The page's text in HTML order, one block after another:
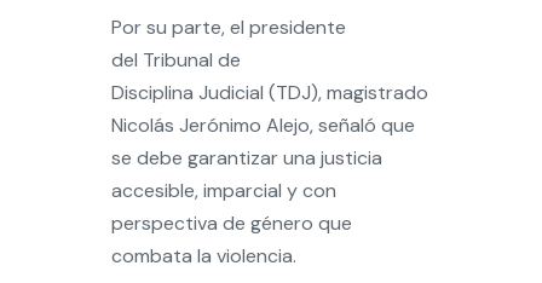
Por su parte, el presidente
del Tribunal de
Disciplina Judicial (TDJ), magistrado
Nicolás Jerónimo Alejo, señaló que
se debe garantizar una justicia
accesible, imparcial y con
perspectiva de género que
combata la violencia.